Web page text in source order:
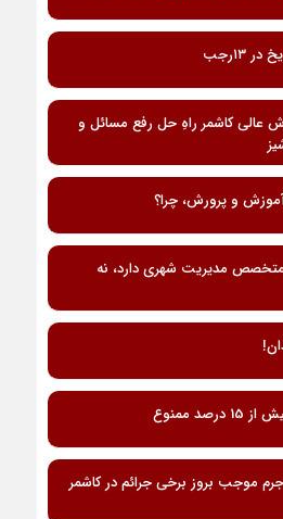
۱۳رجب
عالی کاشمر راهِ حل رفع مسائل و
و پرورش، چرا؟
متخصص مدیریت شهری دارد، نه
ممنوع
موجب بروز برخی جرائم در کاشمر